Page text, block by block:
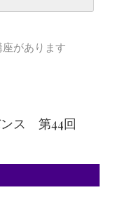
があります
ンス 第44回